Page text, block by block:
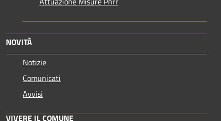
NOVITÀ
Notizie
Comunicati
Avvisi
VIVERE IL COMUNE